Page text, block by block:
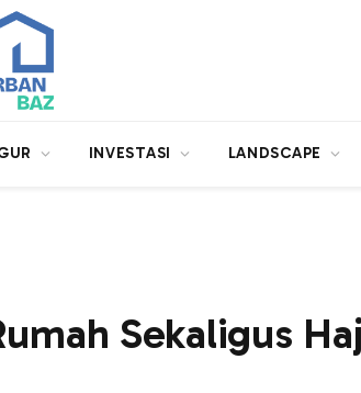
INVESTASI LANDSCAPE
Sekaligus